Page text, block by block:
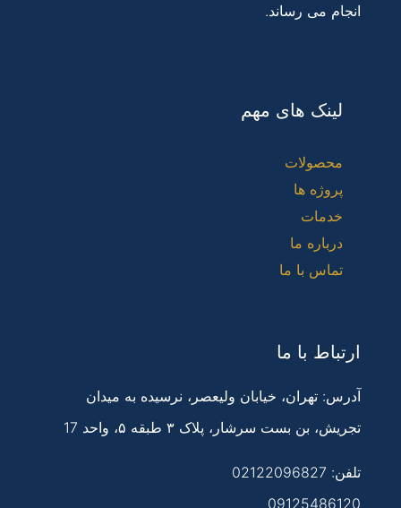
انجام می رساند.
لینک های مهم
محصولات
پروژه ها
خدمات
درباره ما
تماس با ما
ارتباط با ما
آدرس: تهران، خیابان ولیعصر، نرسیده به میدان
تجریش، بن بست سرشار، پلاک ۳ طبقه ۵، واحد 17
تلفن: 02122096827
09125486120